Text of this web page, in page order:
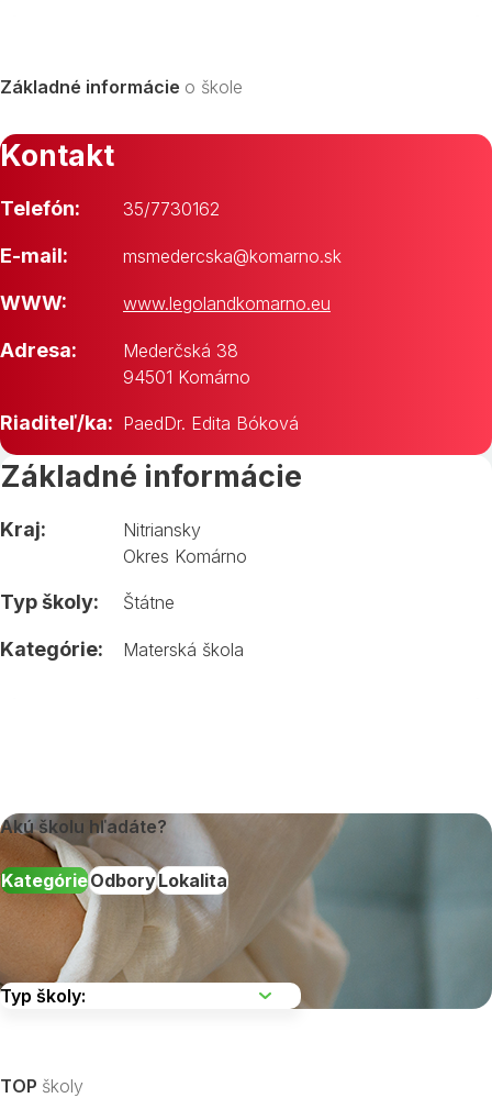
Základné informácie o škole
Kontakt
Telefón: 35/7730162
E-mail: msmedercska@komarno.sk
WWW: www.legolandkomarno.eu
Adresa:
Mederčská 38
94501 Komárno
Riaditeľ/ka: PaedDr. Edita Bóková
Základné informácie
Kraj:
Nitriansky
Okres Komárno
Typ školy: Štátne
Kategórie: Materská škola
Akú školu hľadáte?
KategórieOdboryLokalita
TOP školy